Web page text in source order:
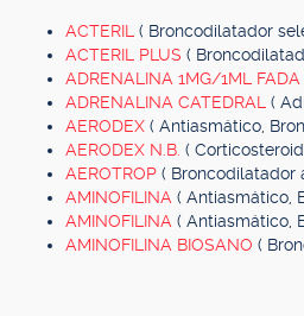
ACTERIL ( Broncodilatador
ACTERIL PLUS (
ADRENALINA 1MG/1ML FADA
ADRENALINA CATEDRAL (
AERODEX ( Antiasmático,
AERODEX N.B. (
AEROTROP ( Broncodilatador
AMINOFILINA ( Antiasmático,
AMINOFILINA ( Antiasmático,
AMINOFILINA BIOSANO (